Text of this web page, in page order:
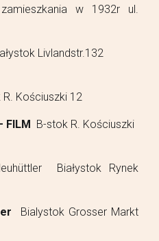
w 1932r ul.
Livlandstr.132
R. Kościuszki 12
FILM B-stok R. Kościuszki
Białystok Rynek
Bialystok Grosser Markt